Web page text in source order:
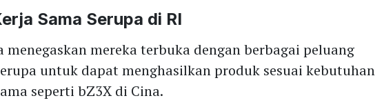
Sama Serupa di RI
menegaskan mereka terbuka dengan berbagai peluang
untuk dapat menghasilkan produk sesuai kebutuhan
seperti bZ3X di Cina.